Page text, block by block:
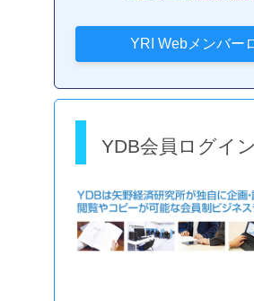
YDB会員ログイン